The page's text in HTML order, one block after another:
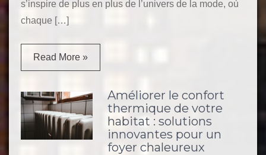
s’inspire de plus en plus de l’univers de la mode, où
chaque […]
Read More »
Améliorer le confort
thermique de votre
habitat : solutions
innovantes pour un
foyer chaleureux